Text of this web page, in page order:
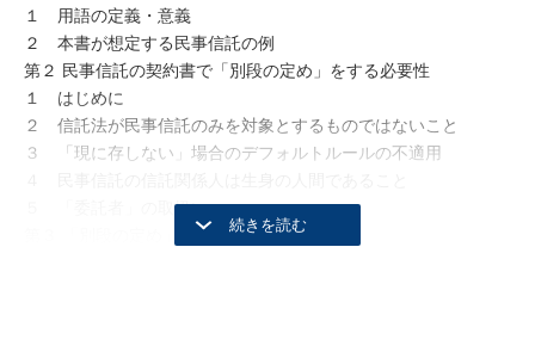
１ 用語の定義・意義
２ 本書が想定する民事信託の例
第２ 民事信託の契約書で「別段の定め」をする必要性
１ はじめに
２ 信託法が民事信託のみを対象とするものではないこと
３ 「現に存しない」場合のデフォルトルールの不適用
５ 「委託者」の取扱い
第３ 「別段の定め」を理解する